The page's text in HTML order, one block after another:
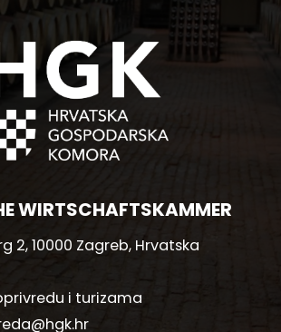
WIRTSCHAFTSKAMMER
2, 10000 Zagreb, Hrvatska
i turizama